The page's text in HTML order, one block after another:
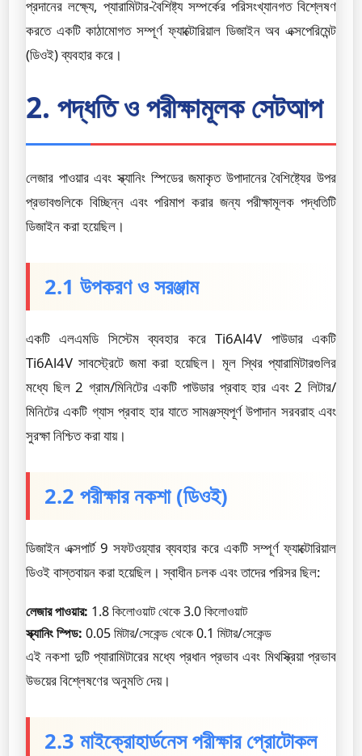
প্রদানের লক্ষ্যে, প্যারামিটার-বৈশিষ্ট্য সম্পর্কের পরিসংখ্যানগত বিশ্লেষণ
করতে একটি কাঠামোগত সম্পূর্ণ ফ্যাক্টোরিয়াল ডিজাইন অব এক্সপেরিমেন্ট
(ডিওই) ব্যবহার করে।
2. পদ্ধতি ও পরীক্ষামূলক সেটআপ
লেজার পাওয়ার এবং স্ক্যানিং স্পিডের জমাকৃত উপাদানের বৈশিষ্ট্যের উপর
প্রভাবগুলিকে বিচ্ছিন্ন এবং পরিমাপ করার জন্য পরীক্ষামূলক পদ্ধতিটি
ডিজাইন করা হয়েছিল।
2.1 উপকরণ ও সরঞ্জাম
একটি এলএমডি সিস্টেম ব্যবহার করে Ti6Al4V পাউডার একটি
Ti6Al4V সাবস্ট্রেটে জমা করা হয়েছিল। মূল স্থির প্যারামিটারগুলির
মধ্যে ছিল 2 গ্রাম/মিনিটের একটি পাউডার প্রবাহ হার এবং 2 লিটার/
মিনিটের একটি গ্যাস প্রবাহ হার যাতে সামঞ্জস্যপূর্ণ উপাদান সরবরাহ এবং
সুরক্ষা নিশ্চিত করা যায়।
2.2 পরীক্ষার নকশা (ডিওই)
ডিজাইন এক্সপার্ট 9 সফটওয়্যার ব্যবহার করে একটি সম্পূর্ণ ফ্যাক্টোরিয়াল
ডিওই বাস্তবায়ন করা হয়েছিল। স্বাধীন চলক এবং তাদের পরিসর ছিল:
লেজার পাওয়ার: 1.8 কিলোওয়াট থেকে 3.0 কিলোওয়াট
স্ক্যানিং স্পিড: 0.05 মিটার/সেকেন্ড থেকে 0.1 মিটার/সেকেন্ড
এই নকশা দুটি প্যারামিটারের মধ্যে প্রধান প্রভাব এবং মিথস্ক্রিয়া প্রভাব
উভয়ের বিশ্লেষণের অনুমতি দেয়।
2.3 মাইক্রোহার্ডনেস পরীক্ষার প্রোটোকল